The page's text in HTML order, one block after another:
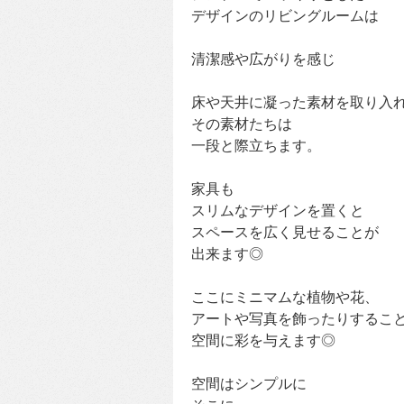
デザインのリビングルームは
清潔感や広がりを感じ
床や天井に凝った素材を取り入
その素材たちは
一段と際立ちます。
家具も
スリムなデザインを置くと
スペースを広く見せることが
出来ます◎
ここにミニマムな植物や花、
アートや写真を飾ったりするこ
空間に彩を与えます◎
空間はシンプルに